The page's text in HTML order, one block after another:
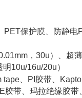
PET保护膜、防静
，30u）、超
10u/16u/20u）
、PI胶带、
带、玛拉绝缘胶